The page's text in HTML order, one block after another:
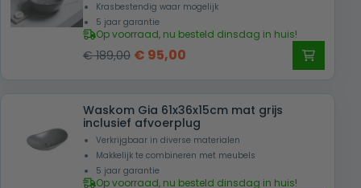
Krasbestendig waar mogelijk
5 jaar garantie
Op voorraad, nu besteld dinsdag in huis!
€189,00 Oorspronkelijke
was:
€ 189,00.
€ 95,00
is:
€ 95,00.
Waskom Gia 61x36x15cm mat grijs
inclusief afvoerplug
Verkrijgbaar in diverse materialen
Makkelijk te combineren met meubels
5 jaar garantie
Op voorraad, nu besteld dinsdag in huis!